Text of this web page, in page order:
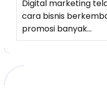
Digital marketing
cara bisnis
promosi banyak…